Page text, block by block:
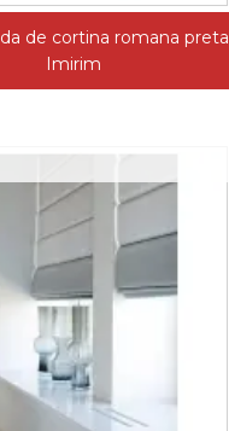
de cortina romana preta
Imirim